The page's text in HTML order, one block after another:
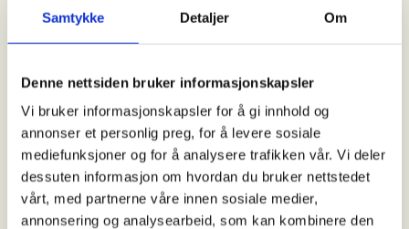
Samtykke Detaljer Om
Denne nettsiden bruker informasjonskapsler
Vi bruker informasjonskapsler for å gi innhold og
annonser et personlig preg, for å levere sosiale
mediefunksjoner og for å analysere trafikken vår. Vi deler
dessuten informasjon om hvordan du bruker nettstedet
vårt, med partnerne våre innen sosiale medier,
annonsering og analysearbeid, som kan kombinere den
Sted
Fredrikstad
Tid
01. Oct 2026 - 03. Oct 2026
Kl. 18.00 - 17.00